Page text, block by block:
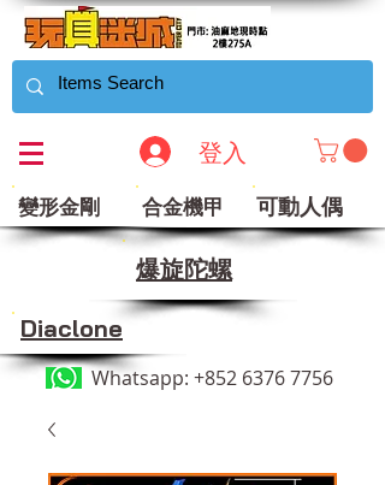
登入
變形金剛 合金機甲 可動人偶
​爆旋陀螺
Diaclone
Whatsapp: +852 6376 7756